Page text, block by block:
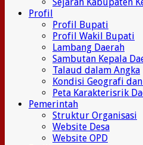
Profil
Profil Bupati
Profil Wakil Bupati
Lambang Daerah
Sambutan Kepala
Talaud dalam Angka
Kondisi Geografi
Peta Karakterisrik
Pemerintah
Struktur Organisasi
Website Desa
Website OPD